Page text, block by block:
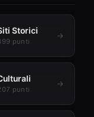
Storici
punti
→
punti
→